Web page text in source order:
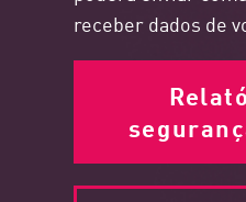
receber dados de